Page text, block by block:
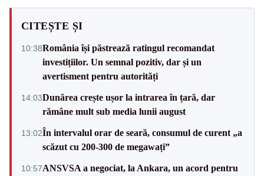
CITEȘTE ȘI
10:38România își păstrează ratingul recomandat
investițiilor. Un semnal pozitiv, dar și un
avertisment pentru autorități
14:03Dunărea crește ușor la intrarea în țară, dar
rămâne mult sub media lunii august
13:02În intervalul orar de seară, consumul de curent „a
scăzut cu 200-300 de megawați”
10:57ANSVSA a negociat, la Ankara, un acord pentru